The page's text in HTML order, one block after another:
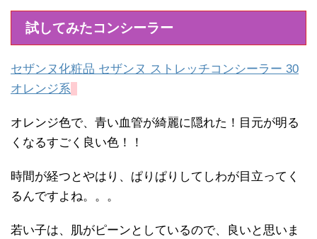
試してみたコンシーラー
セザンヌ化粧品 セザンヌ ストレッチコンシーラー 30
オレンジ系
オレンジ色で、青い血管が綺麗に隠れた！目元が明る
くなるすごく良い色！！
時間が経つとやはり、ぱりぱりしてしわが目立ってく
るんですよね。。。
若い子は、肌がピーンとしているので、良いと思いま